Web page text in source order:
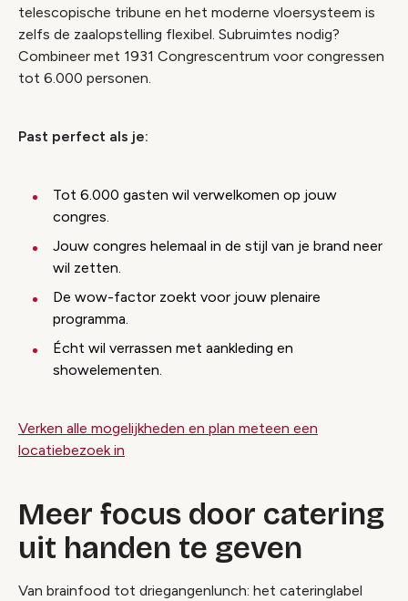
telescopische tribune en het moderne vloersysteem is
zelfs de zaalopstelling flexibel. Subruimtes nodig?
Combineer met 1931 Congrescentrum voor congressen
tot 6.000 personen.
Past perfect als je:
Tot 6.000 gasten wil verwelkomen op jouw
congres.
Jouw congres helemaal in de stijl van je brand neer
wil zetten.
De wow-factor zoekt voor jouw plenaire
programma.
Écht wil verrassen met aankleding en
showelementen.
Verken alle mogelijkheden en plan meteen een
locatiebezoek in
Meer focus door catering
uit handen te geven
Van brainfood tot driegangenlunch: het cateringlabel